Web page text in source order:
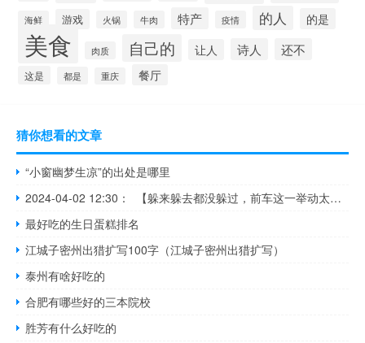
海鲜 游戏 火锅 牛肉 特产 疫情 的人 的是
美食 肉质 自己的 让人 诗人 还不
这是 都是 重庆 餐厅
猜你想看的文章
“小窗幽梦生凉”的出处是哪里
2024-04-02 12:30： 【躲来躲去都没躲过，前车这一举动太害人！】3月23日，浙江宁波。一辆白色小车在沈海高速快车道行驶，行至宁海南出口处时，突然急刹减速并跨实线向右变道。紧随其后的大巴车、多辆小车纷纷减速避让。随后，大巴车向右绕过了白色小车，后方一辆黑色小车和一辆厢式货车也开始向右避让，不料白 ​​​
最好吃的生日蛋糕排名
江城子密州出猎扩写100字（江城子密州出猎扩写）
泰州有啥好吃的
合肥有哪些好的三本院校
胜芳有什么好吃的